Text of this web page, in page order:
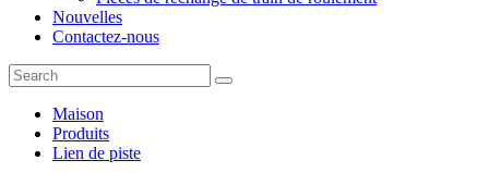
Nouvelles
Contactez-nous
Maison
Produits
Lien de piste